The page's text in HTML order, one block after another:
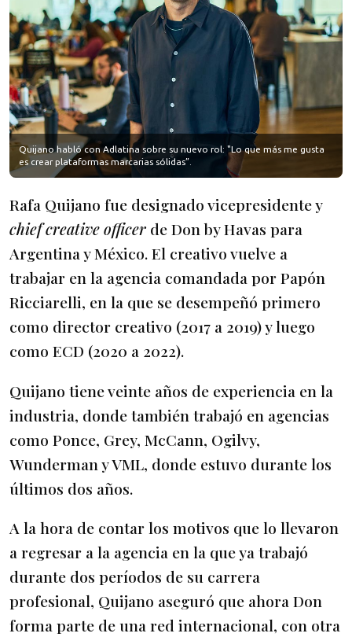
Quijano habló con Adlatina sobre su nuevo rol: "Lo que más me gusta
es crear plataformas marcarias sólidas”.
Rafa Quijano fue designado vicepresidente y
chief creative officer de Don by Havas para
Argentina y México. El creativo vuelve a
trabajar en la agencia comandada por Papón
Ricciarelli, en la que se desempeñó primero
como director creativo (2017 a 2019) y luego
como ECD (2020 a 2022).
Quijano tiene veinte años de experiencia en la
industria, donde también trabajó en agencias
como Ponce, Grey, McCann, Ogilvy,
Wunderman y VML, donde estuvo durante los
últimos dos años.
A la hora de contar los motivos que lo llevaron
a regresar a la agencia en la que ya trabajó
durante dos períodos de su carrera
profesional, Quijano aseguró que ahora Don
forma parte de una red internacional, con otra